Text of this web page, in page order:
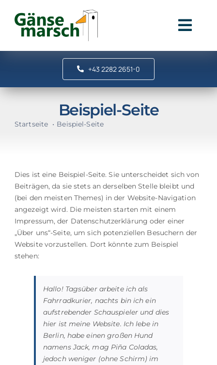
Inhalt
springen
Gänsemarsch
Stationen
+43 2282 2651-0
Beispiel-Seite
Startseite Beispiel-Seite
Dies ist eine Beispiel-Seite. Sie unterscheidet sich von
Beiträgen, da sie stets an derselben Stelle bleibt und
(bei den meisten Themes) in der Website-Navigation
angezeigt wird. Die meisten starten mit einem
Impressum, der Datenschutzerklärung oder einer
„Über uns“-Seite, um sich potenziellen Besuchern der
Website vorzustellen. Dort könnte zum Beispiel
stehen:
Hallo! Tagsüber arbeite ich als
Fahrradkurier, nachts bin ich ein
aufstrebender Schauspieler und dies
hier ist meine Website. Ich lebe in
Berlin, habe einen großen Hund
namens Jack, mag Piña Coladas,
jedoch weniger (ohne Schirm) im